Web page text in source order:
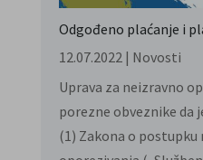
Odgođeno plaćanje i
12.07.2022 | Novosti
Uprava za neizravno
porezne obveznike da
(1) Zakona o postupku